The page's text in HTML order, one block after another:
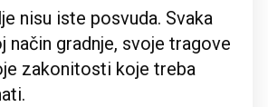
nisu iste posvuda. Svaka
način gradnje, svoje tragove
zakonitosti koje treba